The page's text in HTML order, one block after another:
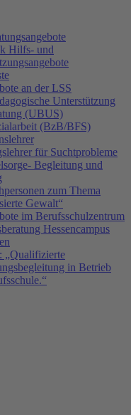
Hilfs- und
an der LSS
Unterstützung
(UBUS)
(BzB/BFS)
für Suchtprobleme
Begleitung und
zum Thema
Gewalt“
im Berufsschulzentrum
Hessencampus
in Betrieb